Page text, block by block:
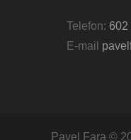
Telefon: 602
E-mail
Pavel Fara ©